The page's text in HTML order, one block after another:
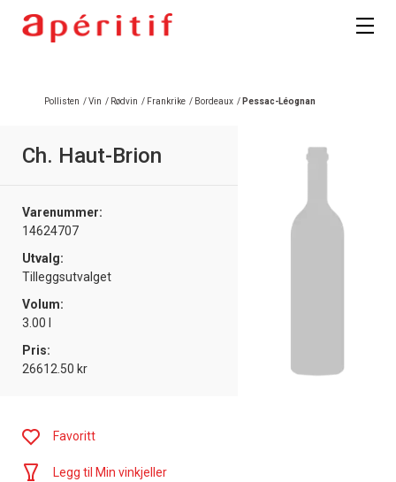
Pollisten /Vin / Rødvin / Frankrike / Bordeaux / Pessac-Léognan
Ch. Haut-Brion
Varenummer:
14624707
Utvalg:
Tilleggsutvalget
Volum:
3.00 l
Pris:
26612.50 kr
Favoritt
Legg til Min vinkjeller